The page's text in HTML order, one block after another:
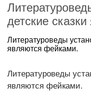
детские
Литературоведы
являются фейками.
Литературоведы
являются фейками.